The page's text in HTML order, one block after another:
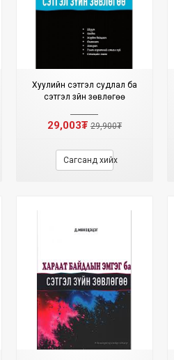
Хуулийн сэтгэл судлал ба
сэтгэл зүйн зөвлөгөө
29,003₮29,900₮
Сагсанд хийх